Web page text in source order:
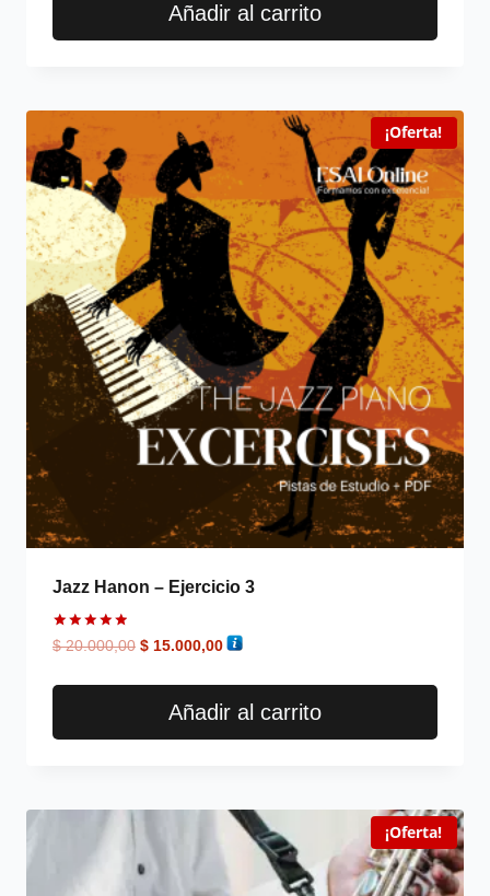
Añadir al carrito
¡Oferta!
Jazz Hanon – Ejercicio 3
Valorado
en
de 5
$20.000,00 $ 15.000,00
Añadir al carrito
¡Oferta!